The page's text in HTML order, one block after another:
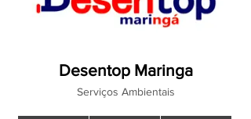
Desentop Maringa
Serviços Ambientais